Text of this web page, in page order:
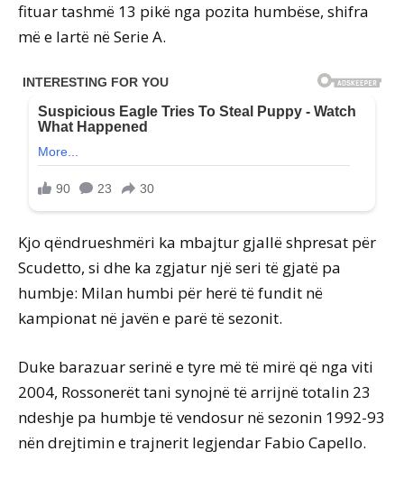
fituar tashmë 13 pikë nga pozita humbëse, shifra
më e lartë në Serie A.
Kjo qëndrueshmëri ka mbajtur gjallë shpresat për
Scudetto, si dhe ka zgjatur një seri të gjatë pa
humbje: Milan humbi për herë të fundit në
kampionat në javën e parë të sezonit.
Duke barazuar serinë e tyre më të mirë që nga viti
2004, Rossonerët tani synojnë të arrijnë totalin 23
ndeshje pa humbje të vendosur në sezonin 1992-93
nën drejtimin e trajnerit legjendar Fabio Capello.